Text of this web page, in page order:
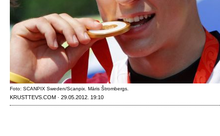
Foto: SCANPIX Sweden/Scanpix. Māris Štrombergs.
KRUSTTEVS.COM · 29.05.2012. 19:10